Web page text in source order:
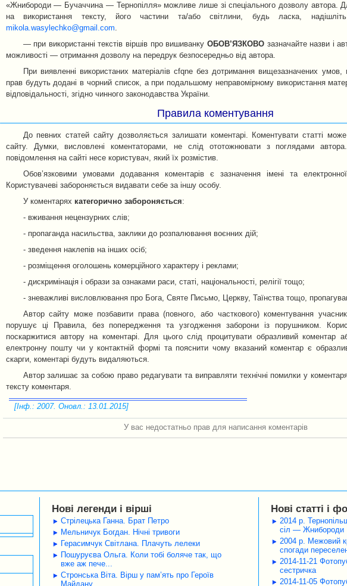
«Жнибороди — Бучаччина — Тернопілля» можливе лише зі спеціального дозволу автора.
на використання тексту, його частини та/або світлини, будь ласка,
mikola.wasylechko@gmail.com.
— при використанні текстів віршів про вишиванку ОБОВ’ЯЗКОВОзазначайте назви і
можливості — отримання дозволу на передрук безпосередньо від автора.
При виявленні використаних матеріалів cfqne без дотримання вищезазначених умов,
прав будуть додані в чорний список, а при подальшому неправомірному використання
відповідальності, згідно чинного законодавства України.
Правила коментування
До певних статей сайту дозволяється залишати коментарі. Коментувати статті може
сайту. Думки, висловлені коментаторами, не слід ототожнювати з поглядами автора.
повідомлення на сайті несе користувач, який їх розмістив.
Обов’язковими умовами додавання коментарів є зазначення імені та
Користувачеві забороняється видавати себе за іншу особу.
У коментарях категорично забороняється:
- вживання нецензурних слів;
- пропаганда насильства, заклики до розпалювання воєнних дій;
- зведення наклепів на інших осіб;
- розміщення оголошень комерційного характеру і реклами;
- дискримінація і образи за ознаками раси, статі, національності, релігії тощо;
- зневажливі висловлювання про Бога, Святе Письмо, Церкву, Таїнства тощо,
Автор сайту може позбавити права (повного, або часткового) коментування
порушує ці Правила, без попередження та узгодження заборони із порушником.
поскаржитися автору на коментарі. Для цього слід процитувати образливий коментар
електронну пошту чи у контактній формі та пояснити чому вказаний коментар є
скарги, коментарі будуть видаляються.
Автор залишає за собою право редагувати та виправляти технічні помилки у
тексту коментаря.
[Інф.: 2007. Оновл.: 13.01.2015]
У вас недостатньо прав для написання коментарів
Нові легенди і вірші
Стрілецька Ганна. Брат Петро
Мельничук Богдан. Нічні тривоги
Герасимчук Світлана. Плачуть лелеки
Пошуруєва Ольга. Коли тобі боляче так, що
вже аж пече...
Стронська Віта. Вірш у пам’ять про Героїв
Майдану
Нові статті і
2014 р.
сіл — Жнибороди
2004 р. Межовий
спогади
2014-11-21
сестричка
2014-11-05